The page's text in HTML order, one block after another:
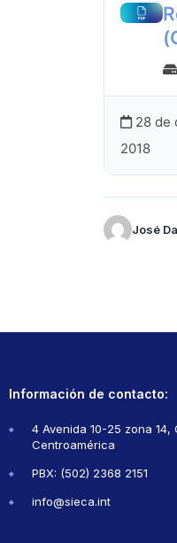
28 de
2018
José
Información de contacto:
4 Avenida 10-25 zona 14,
Centroamérica
PBX: (502) 2368 2151
info@sieca.int